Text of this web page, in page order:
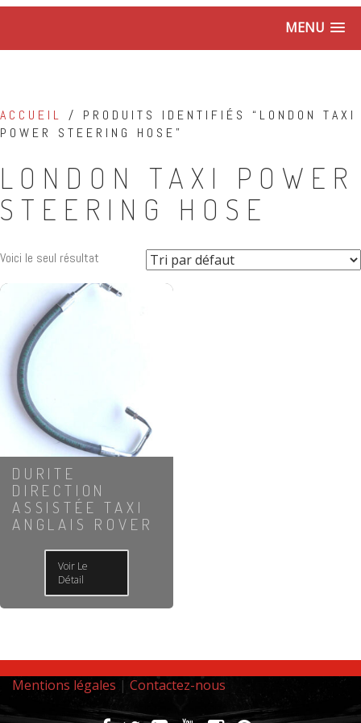
MENU
ACCUEIL / PRODUITS IDENTIFIÉS “LONDON TAXI
POWER STEERING HOSE”
LONDON TAXI POWER
STEERING HOSE
Voici le seul résultat
DURITE
DIRECTION
ASSISTÉE TAXI
ANGLAIS ROVER
Voir Le
Détail
Mentions légales | Contactez-nous